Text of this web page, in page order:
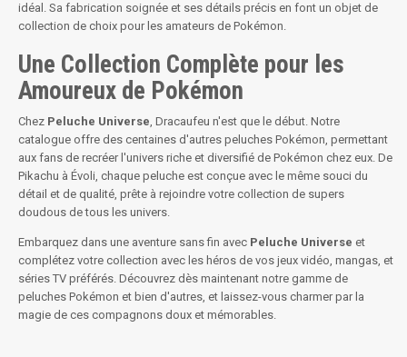
idéal. Sa fabrication soignée et ses détails précis en font un objet de
collection de choix pour les amateurs de Pokémon.
Une Collection Complète pour les
Amoureux de Pokémon
Chez Peluche Universe, Dracaufeu n'est que le début. Notre
catalogue offre des centaines d'autres peluches Pokémon, permettant
aux fans de recréer l'univers riche et diversifié de Pokémon chez eux. De
Pikachu à Évoli, chaque peluche est conçue avec le même souci du
détail et de qualité, prête à rejoindre votre collection de supers
doudous de tous les univers.
Embarquez dans une aventure sans fin avec Peluche Universe et
complétez votre collection avec les héros de vos jeux vidéo, mangas, et
séries TV préférés. Découvrez dès maintenant notre gamme de
peluches Pokémon et bien d'autres, et laissez-vous charmer par la
magie de ces compagnons doux et mémorables.